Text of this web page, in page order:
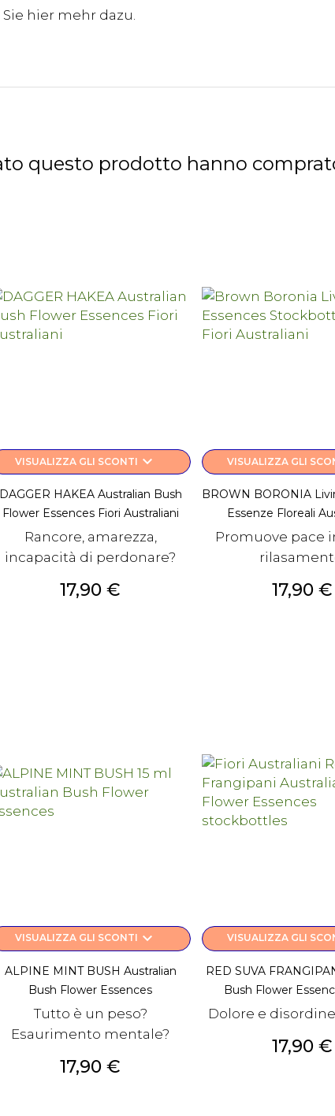
questo prodotto hanno
VISUALIZZA GLI SCONTI keyboard_arrow_down
DAGGER HAKEA Australian Bush
Flower Essences Fiori Australiani
Rancore, amarezza,
incapacità di perdonare?
Prezzo
17,90 €
VISUALIZZA GLI
BROWN BORONIA
Essenze Floreali
Promuove pace
Prezzo
17,90 €
VISUALIZZA GLI SCONTI keyboard_arrow_down
ALPINE MINT BUSH Australian
Bush Flower Essences
Tutto è un peso?
Esaurimento mentale?
Prezzo
17,90 €
VISUALIZZA GLI
RED SUVA
Bush Flower
Dolore e
Prezzo
17,90 €